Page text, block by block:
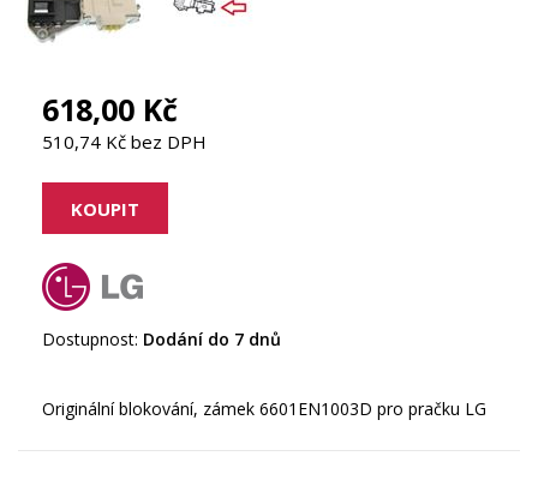
618,00 Kč
510,74 Kč bez DPH
Dostupnost: Dodání do 7 dnů